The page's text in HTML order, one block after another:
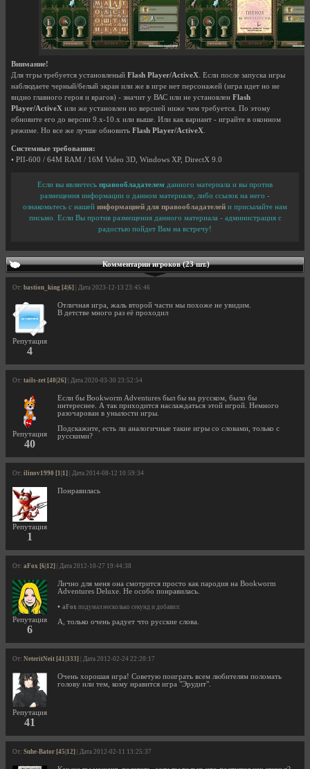
Внимание!
Для тгры требуется установленый Flash Player/ActiveX. Если после запуска игры
наблюдаете черный/белый экран или же в игре нет персонажей (игра идет но не
видно главного героя и врагов) - значит у ВАС или не установлен Flash
Player/ActiveX или же установлен но версией ниже чем требуется. По этому
обновите его до версии 9.x-10.x или выше. Или как вариант - играйте в оконном
режиме. Но все же лучше обновить Flash Player/ActiveX.
Системные требования:
• PII-600 / 64M RAM / 16M Video 3D, Windows XP, DirectX 9.0
Если вы являетесь правообладателем данного материала и вы против
размещения информации о данном материале, либо ссылок на него -
ознакомьтесь с нашей информацией для правообладателей и присылайте нам
письмо. Если Вы против размещения данного материала - администрация с
радостью пойдет Вам на встречу!
Комментарии игроков (23 шт.)
От: bastion_king [4|6] | Дата 2023-12-13 23:45:46
Репутация
4
Отличная игра, жаль второй части мы похоже не увидим.
В детстве много раз её проходил
От: tails-zet [40|26] | Дата 2020-03-30 23:52:54
Репутация
40
Если бы Bookworm Adventures был бы на русском, было бы
интереснее. А так приходится наслаждаться этой игрой. Немного
разочарован в унылости игры.
Подскажите, есть ли аналогичные такие игры со словами, только с
русскими?
От: ilinov1990 [1|1] | Дата 2014-08-12 10:59:34
Репутация
1
Понравилась
От: aFox [6|12] | Дата 2012-10-27 19:44:38
Репутация
6
Лично для меня она смотрится просто как пародия на Bookworm
Adventures Deluxe. Не особо понравилась.
• aFox подумал несколько секунд и добавил:
А, только очень радует что русские слова.
От: NeteritNeit [41|333] | Дата 2012-02-24 22:20:17
Репутация
41
Очень хорошая игра! Советую поиграть всем любителям поломать
голову или тем, кому нравится игра "Эрудит".
От: Suhe-Bator [45|12] | Дата 2012-02-11 13:25:37